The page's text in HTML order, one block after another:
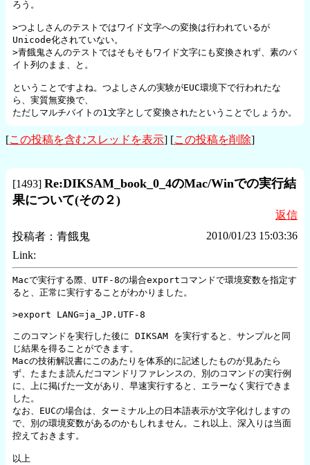
ろう。
>つよしさんのテストではワイド文字への変換は行われているが
Unicode化されていない。
>青餓鬼さんのテストではそもそもワイド文字にも変換されず、素のバ
イト列のまま、と。
ということですよね。つよしさんの実験がEUC環境下で行われたな
ら、実質無変換で、
ただしマルチバイトの1文字として変換されたということでしょうか。
[この投稿を含むスレッドを表示] [この投稿を削除]
[1493] Re:DIKSAM_book_0_4のMac/Winでの実行結
果について(その２)
返信
投稿者： 青餓鬼
2010/01/23 15:03:36
Link:
Macで実行する際、UTF-8の場合exportコマンドで環境変数を指定す
ると、正常に実行することがわかりました。
>export LANG=ja_JP.UTF-8
このコマンドを実行した後に DIKSAM を実行すると、サンプルと同
じ結果を得ることができます。
Macの技術解説書にこのあたりを体系的に記述したものが見あたら
ず、たまたま読んだコマンドリファレンスの、別のコマンドの実行例
に、上に掲げた一文があり、早速実行すると、エラーなく実行できま
した。
なお、EUCの場合は、ターミナル上の日本語表示が文字化けしますの
で、別の環境変数があるのかもしれません。これ以上、深入りは当面
控えておきます。
以上